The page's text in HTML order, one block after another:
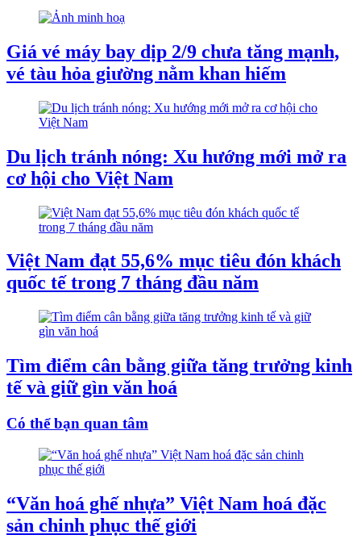
Giá vé máy bay dịp 2/9 chưa tăng mạnh,
vé tàu hỏa giường nằm khan hiếm
Du lịch tránh nóng: Xu hướng mới mở ra
cơ hội cho Việt Nam
Việt Nam đạt 55,6% mục tiêu đón khách
quốc tế trong 7 tháng đầu năm
Tìm điểm cân bằng giữa tăng trưởng kinh
tế và giữ gìn văn hoá
Có thể bạn quan tâm
“Văn hoá ghế nhựa” Việt Nam hoá đặc
sản chinh phục thế giới